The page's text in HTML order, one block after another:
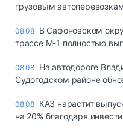
грузовым
08.08 В Сафоновском
трассе М-1 полностью
08.08 На автодороге
Судогодском районе
08.08 КАЗ нарастит
на 20% благодаря